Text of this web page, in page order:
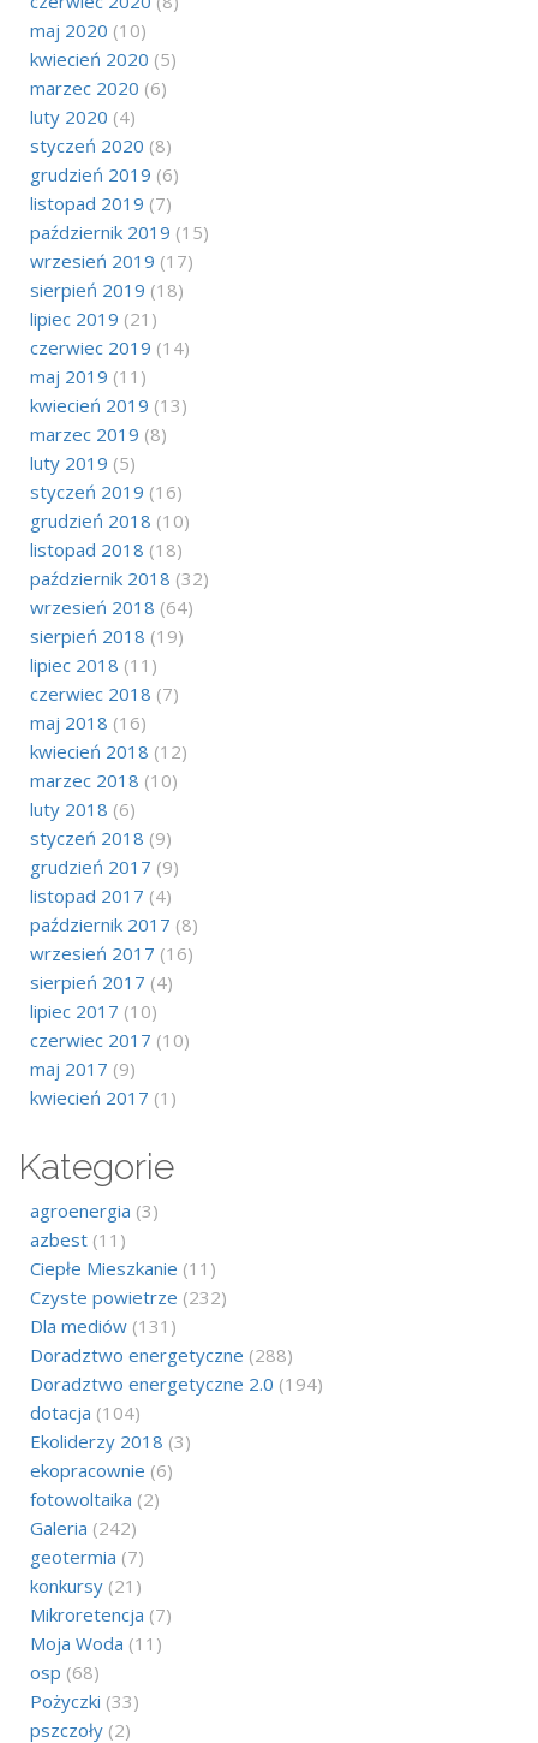
maj 2020 (10)
kwiecień 2020 (5)
marzec 2020 (6)
luty 2020 (4)
styczeń 2020 (8)
grudzień 2019 (6)
listopad 2019 (7)
październik 2019 (15)
wrzesień 2019 (17)
sierpień 2019 (18)
lipiec 2019 (21)
czerwiec 2019 (14)
maj 2019 (11)
kwiecień 2019 (13)
marzec 2019 (8)
luty 2019 (5)
styczeń 2019 (16)
grudzień 2018 (10)
listopad 2018 (18)
październik 2018 (32)
wrzesień 2018 (64)
sierpień 2018 (19)
lipiec 2018 (11)
czerwiec 2018 (7)
maj 2018 (16)
kwiecień 2018 (12)
marzec 2018 (10)
luty 2018 (6)
styczeń 2018 (9)
grudzień 2017 (9)
listopad 2017 (4)
październik 2017 (8)
wrzesień 2017 (16)
sierpień 2017 (4)
lipiec 2017 (10)
czerwiec 2017 (10)
maj 2017 (9)
kwiecień 2017 (1)
Kategorie
agroenergia (3)
azbest (11)
Ciepłe Mieszkanie (11)
Czyste powietrze (232)
Dla mediów (131)
Doradztwo energetyczne (288)
Doradztwo energetyczne 2.0 (194)
dotacja (104)
Ekoliderzy 2018 (3)
ekopracownie (6)
fotowoltaika (2)
Galeria (242)
geotermia (7)
konkursy (21)
Mikroretencja (7)
Moja Woda (11)
osp (68)
Pożyczki (33)
pszczoły (2)